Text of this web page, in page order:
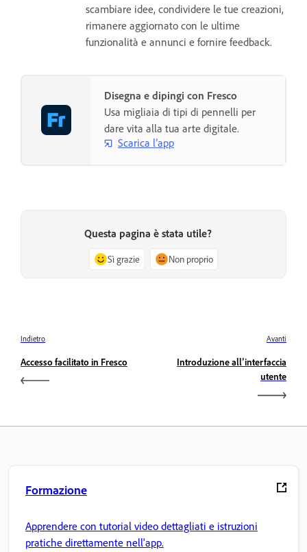
scambiare idee, condividere le tue creazioni,
rimanere aggiornato con le ultime
funzionalità e annunci e fornire feedback.
Disegna e dipingi con Fresco
Usa migliaia di tipi di pennelli per
dare vita alla tua arte digitale.
Scarica l’app
Questa pagina è stata utile?
Sì grazie Non proprio
Indietro
Accesso facilitato in Fresco
Avanti
Introduzione all’interfaccia
utente
Formazione
Apprendere con tutorial video dettagliati e istruzioni
pratiche direttamente nell'app.